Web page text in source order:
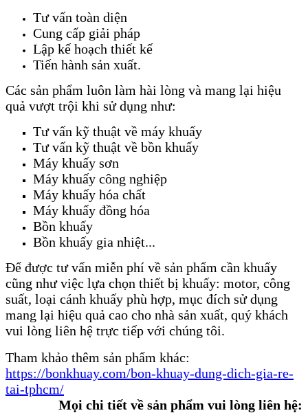
Tư vấn toàn diện
Cung cấp giải pháp
Lập kế hoạch thiết kế
Tiến hành sản xuất.
Các sản phẩm luôn làm hài lòng và mang lại hiệu
quả vượt trội khi sử dụng như:
Tư vấn kỹ thuật về máy khuấy
Tư vấn kỹ thuật về bồn khuấy
Máy khuấy sơn
Máy khuấy công nghiệp
Máy khuấy hóa chất
Máy khuấy đồng hóa
Bồn khuấy
Bồn khuấy gia nhiệt...
Để được tư vấn miễn phí về sản phẩm cần khuấy
cũng như việc lựa chọn thiết bị khuấy: motor, công
suất, loại cánh khuấy phù hợp, mục đích sử dụng
mang lại hiệu quả cao cho nhà sản xuất, quý khách
vui lòng liên hệ trực tiếp với chúng tôi.
Tham khảo thêm sản phẩm khác:
https://bonkhuay.com/bon-khuay-dung-dich-gia-re-
tai-tphcm/
Mọi chi tiết về sản phẩm vui lòng liên hệ: